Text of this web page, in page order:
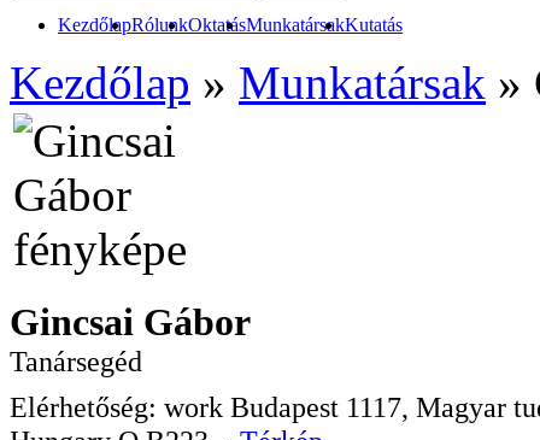
KezdőlapRólunkOktatásMunkatársakKutatás
Kezdőlap » Munkatársak »
Gincsai Gábor
Tanársegéd
Elérhetőség: work Budapest 1117, Magyar